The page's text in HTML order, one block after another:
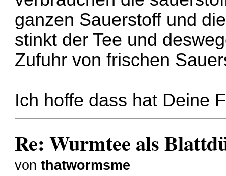
ganzen Sauerstoff und
stinkt der Tee und
Zufuhr von frischen
Ich hoffe dass hat Deine
Re: Wurmtee als
vonthatwormsme